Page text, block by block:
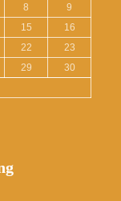
8
9
15
16
22
23
29
30